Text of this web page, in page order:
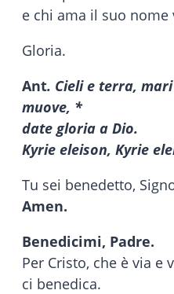
e chi ama il suo
Gloria.
Ant. Cieli e terra,
muove, *
date gloria a Dio.
Kyrie eleison, Kyrie
Tu sei benedetto,
Amen.
Benedicimi, Padre.
Per Cristo, che è via e
ci benedica.